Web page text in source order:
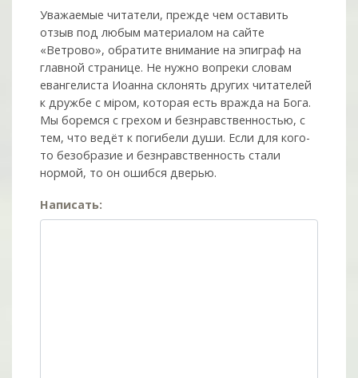
Уважаемые читатели, прежде чем оставить
отзыв под любым материалом на сайте
«Ветрово», обратите внимание на эпиграф на
главной странице. Не нужно вопреки словам
евангелиста Иоанна склонять других читателей
к дружбе с мiром, которая есть вражда на Бога.
Мы боремся с грехом и без­нрав­ствен­ностью, с
тем, что ведёт к погибели души. Если для кого-
то безобразие и безнравственность стали
нормой, то он ошибся дверью.
Написать: